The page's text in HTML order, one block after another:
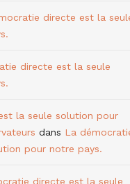
directe est la
directe est la seule
la seule solution pour
dans La
pour notre pays.
directe est la seule